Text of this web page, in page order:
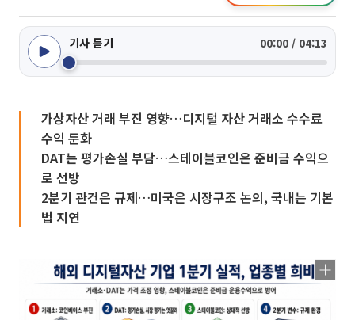
기사 듣기 00:00 / 04:13
가상자산 거래 부진 영향…디지털 자산 거래소 수수료
수익 둔화
DAT는 평가손실 부담…스테이블코인은 준비금 수익으
로 선방
2분기 관건은 규제…미국은 시장구조 논의, 국내는 기본
법 지연